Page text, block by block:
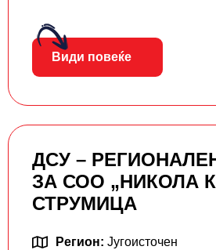
Види повеќе
ДСУ –
ЗА СОО „НИКОЛА
СТРУМИЦА
Регион: Југоисточен